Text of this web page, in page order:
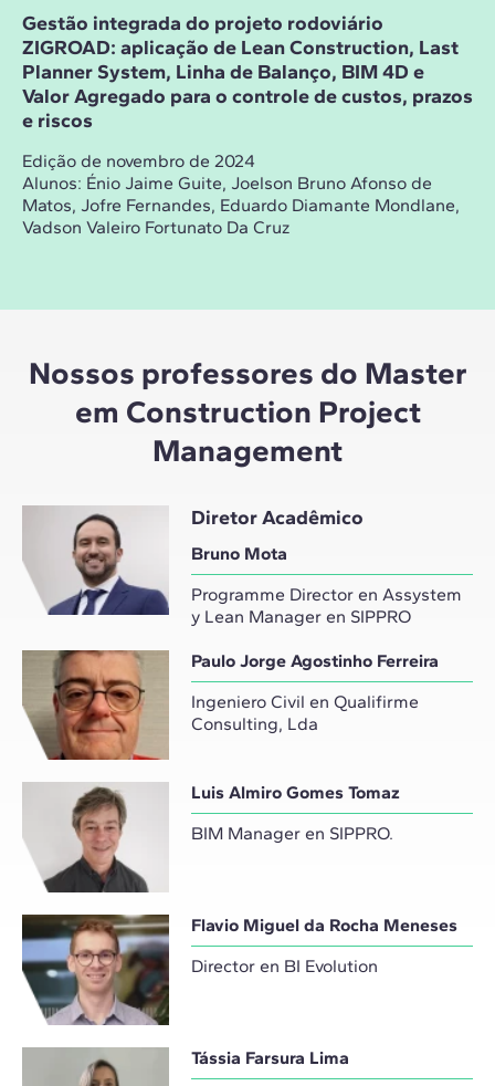
Gestão integrada do projeto rodoviário
ZIGROAD: aplicação de Lean Construction, Last
Planner System, Linha de Balanço, BIM 4D e
Valor Agregado para o controle de custos, prazos
e riscos
Edição de novembro de 2024
Alunos: Énio Jaime Guite, Joelson Bruno Afonso de
Matos, Jofre Fernandes, Eduardo Diamante Mondlane,
Vadson Valeiro Fortunato Da Cruz
Nossos professores do Master
em Construction Project
Management
Diretor Acadêmico
Bruno Mota
Programme Director en Assystem
y Lean Manager en SIPPRO
Paulo Jorge Agostinho Ferreira
Ingeniero Civil en Qualifirme
Consulting, Lda
Luis Almiro Gomes Tomaz
BIM Manager en SIPPRO.
Flavio Miguel da Rocha Meneses
Director en BI Evolution
Tássia Farsura Lima